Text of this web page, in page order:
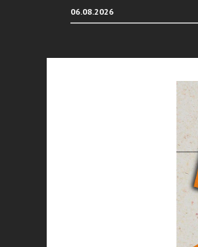
06.08.2026